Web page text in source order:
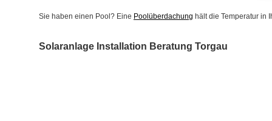
Sie haben einen Pool? Eine Poolüberdachung hält die Temperatur in
Solaranlage Installation Beratung Torgau